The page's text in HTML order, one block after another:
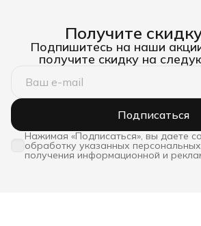
Получите
Подпишитесь на наши
получите скидку на
Подписаться
Нажимая «Подписаться», вы даете
обработку указанных
получения информационной и